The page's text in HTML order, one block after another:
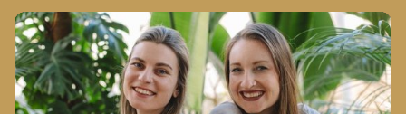
slovenski startup Humanodoro, ki si je zadal cilj –
preprečiti ali vsaj omiliti "digitalno gnitje možganov". Za
idejo stojijo trije inovativni Slovenci, ki dokazujejo, da se
lahko prodorne rešitve rodijo tudi pri nas. Njihova
aplikacija in pametni podstavek za odvajanje od telefona
že osvaja uporabnike, prejela je nagrado Business